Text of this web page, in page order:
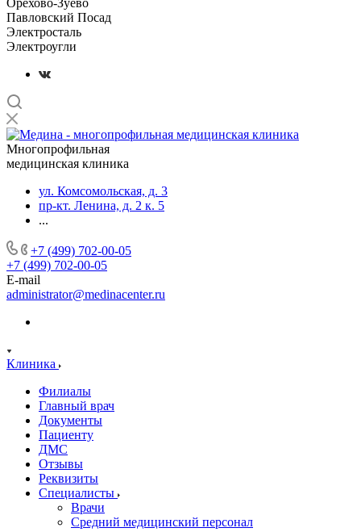
Орехово-Зуево
Павловский Посад
Электросталь
Электроугли
Многопрофильная
медицинская клиника
ул. Комсомольская, д. 3
пр-кт. Ленина, д. 2 к. 5
...
+7 (499) 702-00-05
+7 (499) 702-00-05
E-mail
administrator@medinacenter.ru
Клиника
Филиалы
Главный врач
Документы
Пациенту
ДМС
Отзывы
Реквизиты
Специалисты
Врачи
Средний медицинский персонал